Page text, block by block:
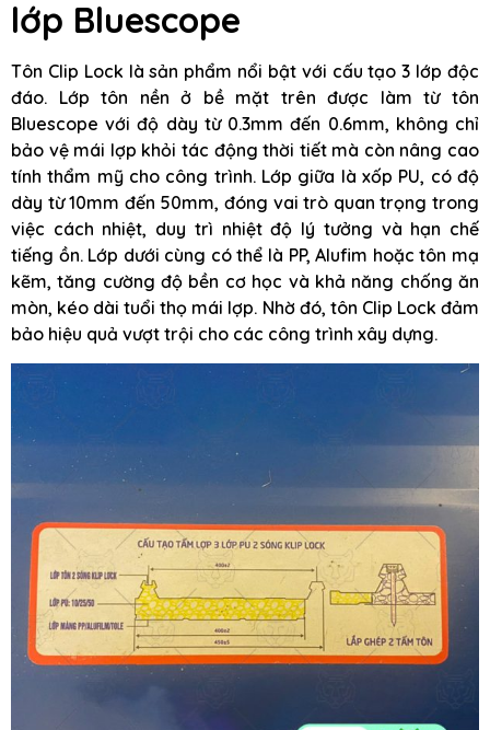
lớp Bluescope
Tôn Clip Lock là sản phẩm nổi bật với cấu tạo 3 lớp độc
đáo. Lớp tôn nền ở bề mặt trên được làm từ tôn
Bluescope với độ dày từ 0.3mm đến 0.6mm, không chỉ
bảo vệ mái lợp khỏi tác động thời tiết mà còn nâng cao
tính thẩm mỹ cho công trình. Lớp giữa là xốp PU, có độ
dày từ 10mm đến 50mm, đóng vai trò quan trọng trong
việc cách nhiệt, duy trì nhiệt độ lý tưởng và hạn chế
tiếng ồn. Lớp dưới cùng có thể là PP, Alufim hoặc tôn mạ
kẽm, tăng cường độ bền cơ học và khả năng chống ăn
mòn, kéo dài tuổi thọ mái lợp. Nhờ đó, tôn Clip Lock đảm
bảo hiệu quả vượt trội cho các công trình xây dựng.